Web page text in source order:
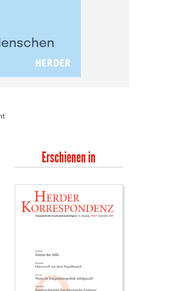
Erschienen in